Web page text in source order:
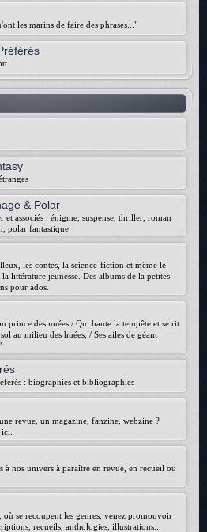
les marins de faire des phrases..."
& Polar
associés : énigme, suspense, thriller, roman
polar fantastique
les contes, la science-fiction et même le
littérature jeunesse. Des albums de la petites
pour ados.
prince des nuées / Qui hante la tempête et se rit
au milieu des huées, / Ses ailes de géant
: biographies et bibliographies
revue, un magazine, fanzine, webzine ?
à nos univers à paraître en revue, en recueil ou
où se recoupent les genres, venez promouvoir
recueils, anthologies, illustrations...